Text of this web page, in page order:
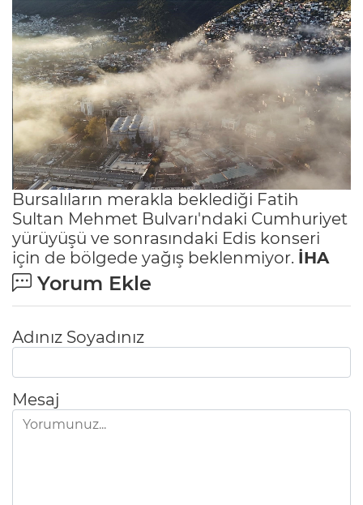
Bursalıların merakla beklediği Fatih
Sultan Mehmet Bulvarı'ndaki Cumhuriyet
yürüyüşü ve sonrasındaki Edis konseri
için de bölgede yağış beklenmiyor. İHA
Yorum Ekle
Adınız Soyadınız
Mesaj